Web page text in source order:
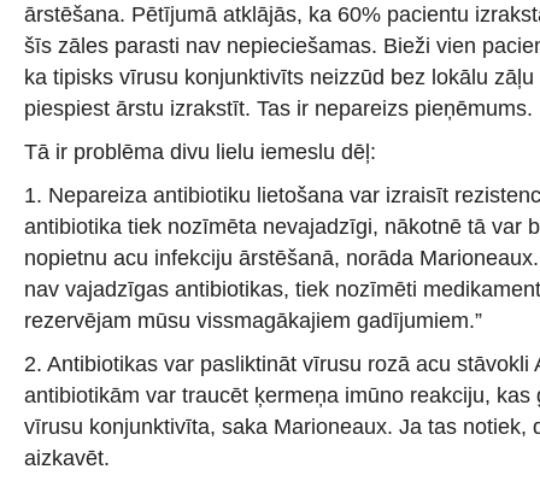
ārstēšana. Pētījumā atklājās, ka 60% pacientu
šīs zāles parasti nav nepieciešamas. Bieži vien
ka tipisks vīrusu konjunktivīts neizzūd bez lokālu
piespiest ārstu izrakstīt. Tas ir nepareizs pieņēmums.
Tā ir problēma divu lielu iemeslu dēļ:
1. Nepareiza antibiotiku lietošana var izraisīt
antibiotika tiek nozīmēta nevajadzīgi, nākotnē tā var
nopietnu acu infekciju ārstēšanā, norāda
nav vajadzīgas antibiotikas, tiek nozīmēti
rezervējam mūsu vissmagākajiem gadījumiem.”
2. Antibiotikas var pasliktināt vīrusu rozā acu stāvokli
antibiotikām var traucēt ķermeņa imūno reakciju,
vīrusu konjunktivīta, saka Marioneaux. Ja tas notiek,
aizkavēt.